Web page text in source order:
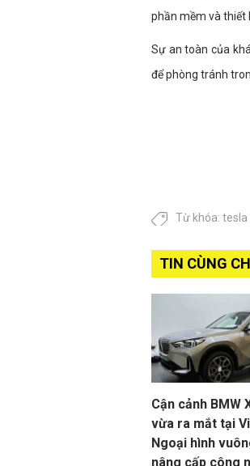
phần mềm và thiết
Sự an toàn của
để phòng tránh
Từ khóa: tesla
TIN CÙNG
Cận cảnh BMW
vừa ra mắt tại
Ngoại hình
nâng cấp công